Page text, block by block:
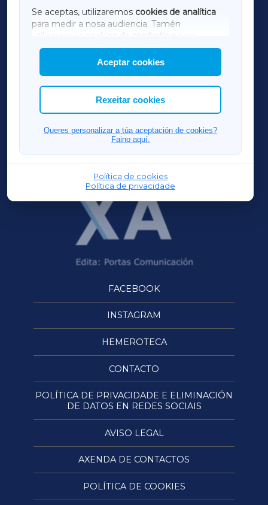
Se aceptas, utilizaremos cookies de analítica
para medir a nosa audiencia. Tamén
utilizaremos
cookies de marketing
mostrar publicidade de terceiros.
Así mesmo, podes personalizar a elección das
cookies que desexas permitir.
Aceptar cookies
Rexeitar cookies
Queres personalizar a túa aceptación de cookies?
Faino aquí.
Política de cookies
Política de privacidade
AMARIÑAXA
RIBEIRASACRAXA
ACORUÑAXA
FERROLXA
OURENSEXA
FACEBOOK
INSTAGRAM
HEMEROTECA
CONTACTO
POLÍTICA DE PRIVACIDADE E ELIMINACIÓN
DE DATOS EN REDES SOCIAIS
AVISO LEGAL
AXENDA DE CONTACTOS
POLÍTICA DE COOKIES